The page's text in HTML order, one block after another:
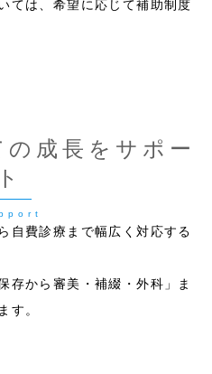
ては、希望に応じて補助制度
成長をサポー
ト
自費診療まで幅広く対応する
存から審美・補綴・外科」ま
す。